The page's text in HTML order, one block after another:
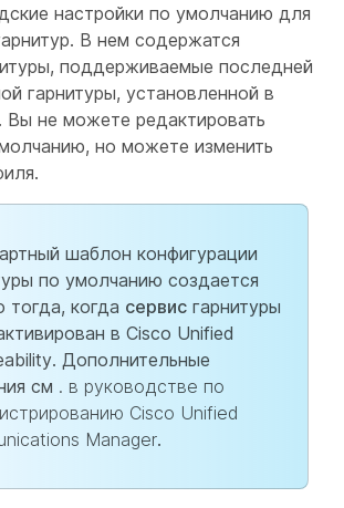
настройки по умолчанию для
В нем содержатся
поддерживаемые последней
гарнитуры, установленной в
Вы не можете редактировать
но можете изменить
шаблон конфигурации
по умолчанию создается
тогда, когда сервис гарнитуры
в Cisco Unified
Дополнительные
см . в руководстве по
Cisco Unified
Manager.